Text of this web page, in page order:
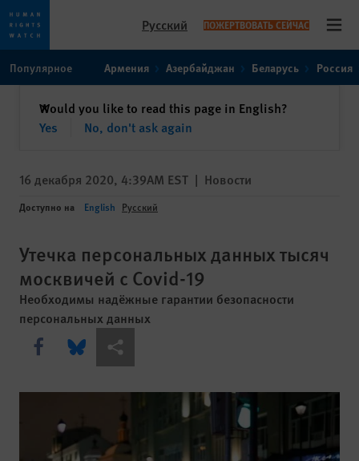
toto
content
Русский ПОЖЕРТВОВАТЬ СЕЙЧАС
Популярное Армения Азербайджан Беларусь Россия
Would you like to read this page in English?
Yes
No, don't ask again
✕закрыть
16 декабря 2020, 4:39AM EST | Новости
Доступно на English Русский
Утечка персональных данных тысяч
москвичей с Covid-19
Необходимы надёжные гарантии безопасности
персональных данных
Share this via Facebook
Share this via Bluesky
Share this via Поделиться